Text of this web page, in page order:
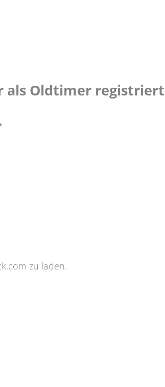
als Oldtimer
zu laden.